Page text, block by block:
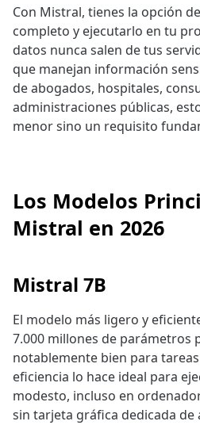
Con Mistral, tienes la opción
completo y ejecutarlo en tu
datos nunca salen de tus
que manejan información
de abogados, hospitales,
administraciones públicas,
menor sino un requisito
Los Modelos
Mistral en 2026
Mistral 7B
El modelo más ligero y
7.000 millones de parámetros
notablemente bien para
eficiencia lo hace ideal para
modesto, incluso en
sin tarjeta gráfica dedicada de